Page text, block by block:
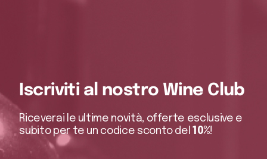
Iscriviti al nostro Wine Club
Riceverai le ultime novità, offerte esclusive e
subito per te un codice sconto del10%!